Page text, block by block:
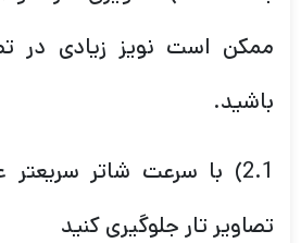
ممکن است نویز زیادی در
باشید.
2.1) با سرعت شاتر سریعتر
تصاویر تار جلوگیری کنید